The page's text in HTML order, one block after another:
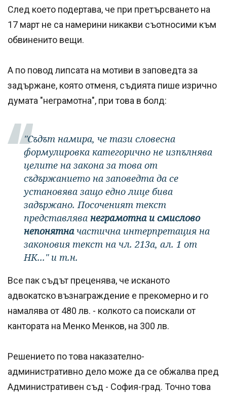
След което подертава, че при претърсването на
17 март не са намерини никакви съотносими към
обвиненито вещи.
А по повод липсата на мотиви в заповедта за
задържане, която отменя, съдията пише изрично
думата "неграмотна", при това в болд:
"Съдът намира, че тази словесна
формулировка категорично не изпълнява
целите на закона за това от
съдържанието на заповедта да се
установява защо едно лице бива
задържано. Посоченият текст
представлява неграмотна и смислово
непонятначастична интерпретация на
законовия текст на чл. 213а, ал. 1 от
НК..." и т.н.
Все пак съдът преценява, че исканото
адвокатско възнаграждение е прекомерно и го
намалява от 480 лв. - колкото са поискали от
кантората на Менко Менков, на 300 лв.
Решението по това наказателно-
административно дело може да се обжалва пред
Административен съд - София-град. Точно това